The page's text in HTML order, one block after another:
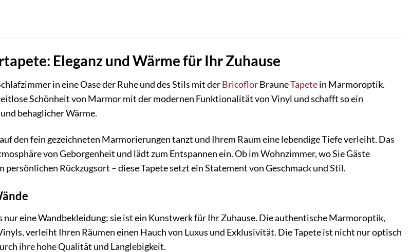
Eleganz und Wärme für Ihr Zuhause
in eine Oase der Ruhe und des Stils mit derBricoflorBrauneTapetein Marmoroptik.
Schönheit von Marmor mit der modernen Funktionalität von Vinyl und schafft so ein
behaglicher Wärme.
den fein gezeichneten Marmorierungen tanzt und Ihrem Raum eine lebendige Tiefe verleiht. Das
von Geborgenheit und lädt zum Entspannen ein. Ob im Wohnzimmer, wo Sie Gäste
persönlichen Rückzugsort – diese Tapete setzt ein Statement von Geschmack und Stil.
eine Wandbekleidung; sie ist ein Kunstwerk für Ihr Zuhause. Die authentische Marmoroptik,
verleiht Ihren Räumen einen Hauch von Luxus und Exklusivität. Die Tapete ist nicht nur optisch
ihre hohe Qualität und Langlebigkeit.